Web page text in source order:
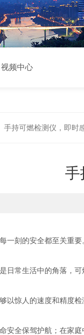
视频中心
手持可燃检测仪，即时
手
刻的安全都至关重要
常生活中的角落，可
惊人的速度和精度检
全保驾护航；在家庭